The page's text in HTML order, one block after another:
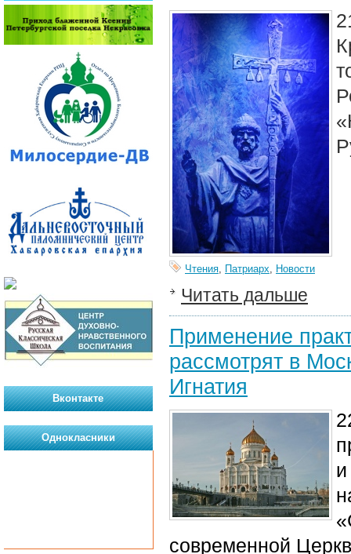
Чтения, Патриарх, Новости
Читать дальше
Применение
рассмотрят в
Игнатия
«
современной
Вконтакте
Однокласники